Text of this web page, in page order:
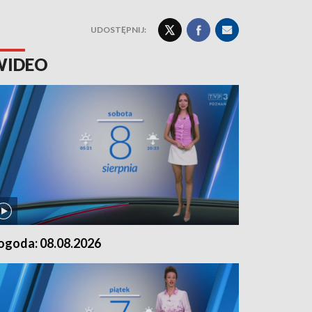
UDOSTĘPNIJ:
08.08.2026